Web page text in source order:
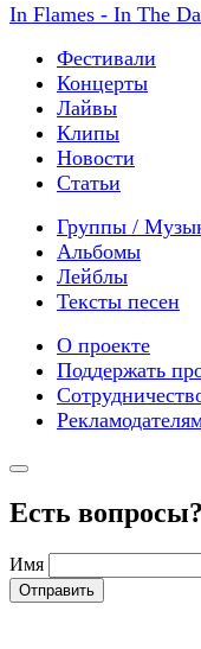
In Flames - In The
Фестивали
Концерты
Лайвы
Клипы
Новости
Статьи
Группы /
Альбомы
Лейблы
Тексты песен
О проекте
Поддержать
Есть
Имя